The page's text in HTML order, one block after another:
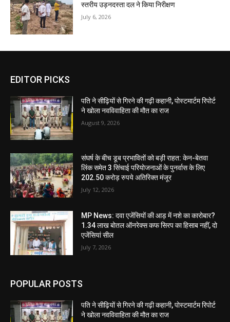
स्तरीय उड़नदस्ता दल ने किया निरीक्षण
July 6, 2026
EDITOR PICKS
पति ने सीढ़ियों से गिरने की गढ़ी कहानी, पोस्टमार्टम रिपोर्ट
ने खोला नवविवाहिता की मौत का राज
August 9, 2026
संघर्ष के बीच डूब प्रभावितों को बड़ी राहत: केन-बेतवा
लिंक समेत 3 सिंचाई परियोजनाओं के पुनर्वास के लिए
202.50 करोड़ रुपये अतिरिक्त मंजूर
July 12, 2026
MP News: दवा एजेंसियों की आड़ में नशे का कारोबार?
1.34 लाख बोतल ऑनरेक्स कफ सिरप का हिसाब नहीं, दो
एजेंसियां सील
July 7, 2026
POPULAR POSTS
पति ने सीढ़ियों से गिरने की गढ़ी कहानी, पोस्टमार्टम रिपोर्ट
ने खोला नवविवाहिता की मौत का राज